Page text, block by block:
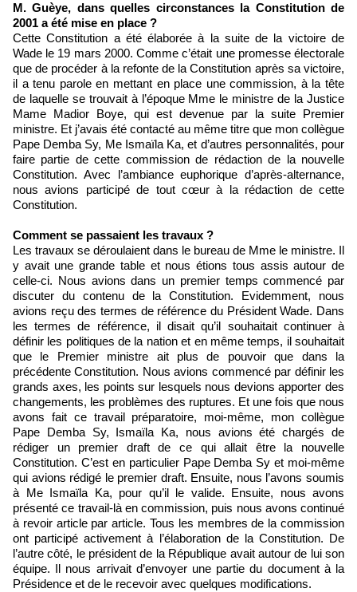
M. Guèye, dans quelles circonstances la Constitution de
2001 a été mise en place ?
Cette Constitution a été élaborée à la suite de la victoire de
Wade le 19 mars 2000. Comme c’était une promesse électorale
que de procéder à la refonte de la Constitution après sa victoire,
il a tenu parole en mettant en place une commission, à la tête
de laquelle se trouvait à l’époque Mme le ministre de la Justice
Mame Madior Boye, qui est devenue par la suite Premier
ministre. Et j’avais été contacté au même titre que mon collègue
Pape Demba Sy, Me Ismaïla Ka, et d’autres personnalités, pour
faire partie de cette commission de rédaction de la nouvelle
Constitution. Avec l’ambiance euphorique d’après-alternance,
nous avions participé de tout cœur à la rédaction de cette
Constitution.
Comment se passaient les travaux ?
Les travaux se déroulaient dans le bureau de Mme le ministre. Il
y avait une grande table et nous étions tous assis autour de
celle-ci. Nous avions dans un premier temps commencé par
discuter du contenu de la Constitution. Evidemment, nous
avions reçu des termes de référence du Président Wade. Dans
les termes de référence, il disait qu’il souhaitait continuer à
définir les politiques de la nation et en même temps, il souhaitait
que le Premier ministre ait plus de pouvoir que dans la
précédente Constitution. Nous avions commencé par définir les
grands axes, les points sur lesquels nous devions apporter des
changements, les problèmes des ruptures. Et une fois que nous
avons fait ce travail préparatoire, moi-même, mon collègue
Pape Demba Sy, Ismaïla Ka, nous avions été chargés de
rédiger un premier draft de ce qui allait être la nouvelle
Constitution. C’est en particulier Pape Demba Sy et moi-même
qui avions rédigé le premier draft. Ensuite, nous l’avons soumis
à Me Ismaïla Ka, pour qu’il le valide. Ensuite, nous avons
présenté ce travail-là en commission, puis nous avons continué
à revoir article par article. Tous les membres de la commission
ont participé activement à l’élaboration de la Constitution. De
l’autre côté, le président de la République avait autour de lui son
équipe. Il nous arrivait d’envoyer une partie du document à la
Présidence et de le recevoir avec quelques modifications.